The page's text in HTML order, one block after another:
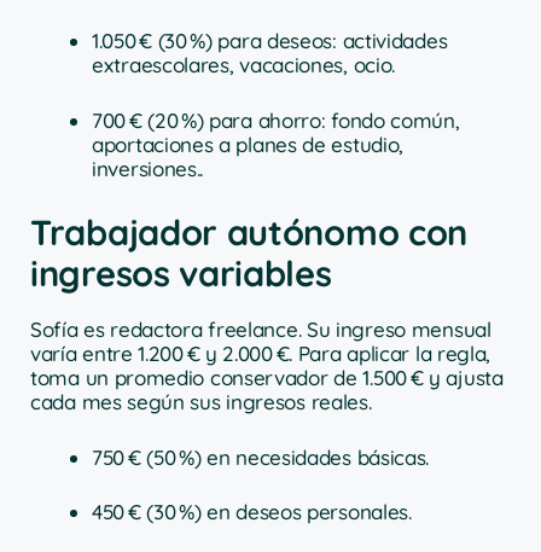
1.050 € (30 %) para deseos: actividades
extraescolares, vacaciones, ocio.
700 € (20 %) para ahorro: fondo común,
aportaciones a planes de estudio,
inversiones..
Trabajador autónomo con
ingresos variables
Sofía es redactora freelance. Su ingreso mensual
varía entre 1.200 € y 2.000 €. Para aplicar la regla,
toma un promedio conservador de 1.500 € y ajusta
cada mes según sus ingresos reales.
750 € (50 %) en necesidades básicas.
450 € (30 %) en deseos personales.